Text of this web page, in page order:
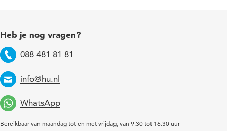
Heb je nog vragen?
Telefoon
088 481 81 81
Email
info@hu.nl
WhatsApp
Bereikbaar van maandag tot en met vrijdag, van 9.30 tot 16.30 uur